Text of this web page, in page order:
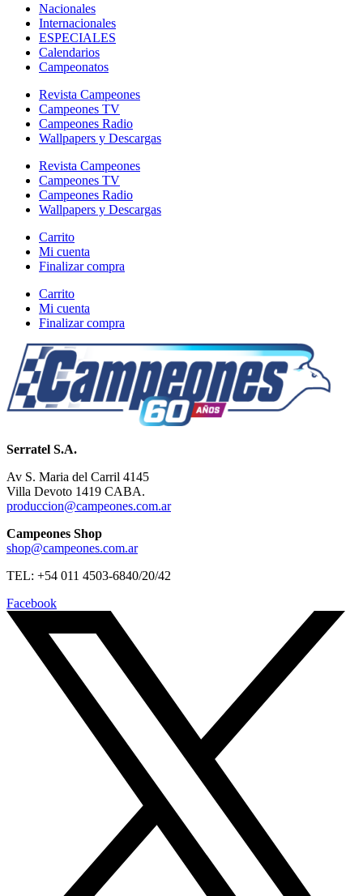
Nacionales
Internacionales
ESPECIALES
Calendarios
Campeonatos
Revista Campeones
Campeones TV
Campeones Radio
Wallpapers y Descargas
Revista Campeones
Campeones TV
Campeones Radio
Wallpapers y Descargas
Carrito
Mi cuenta
Finalizar compra
Carrito
Mi cuenta
Finalizar compra
Serratel S.A.
Av S. Maria del Carril 4145
Villa Devoto 1419 CABA.
produccion@campeones.com.ar
Campeones Shop
shop@campeones.com.ar
TEL: +54 011 4503-6840/20/42
Facebook